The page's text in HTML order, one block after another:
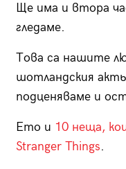
Ще има и втора
гледаме.
Това са нашите
шотландския
подценяваме и
Ето и 10 неща,
Stranger Things.